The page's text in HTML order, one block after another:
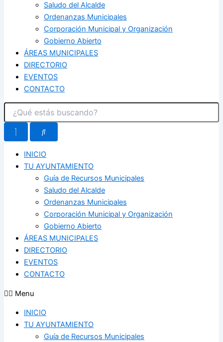
Saludo del Alcalde
Ordenanzas Municipales
Corporación Municipal y Organización
Gobierno Abierto
ÁREAS MUNICIPALES
DIRECTORIO
EVENTOS
CONTACTO
INICIO
TU AYUNTAMIENTO
Guía de Recursos Municipales
Saludo del Alcalde
Ordenanzas Municipales
Corporación Municipal y Organización
Gobierno Abierto
ÁREAS MUNICIPALES
DIRECTORIO
EVENTOS
CONTACTO
Menu
INICIO
TU AYUNTAMIENTO
Guía de Recursos Municipales